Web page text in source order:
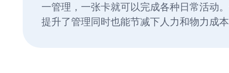
一管理，一张卡就可以完成各种日常活动
提升了管理同时也能节减下人力和物力成本